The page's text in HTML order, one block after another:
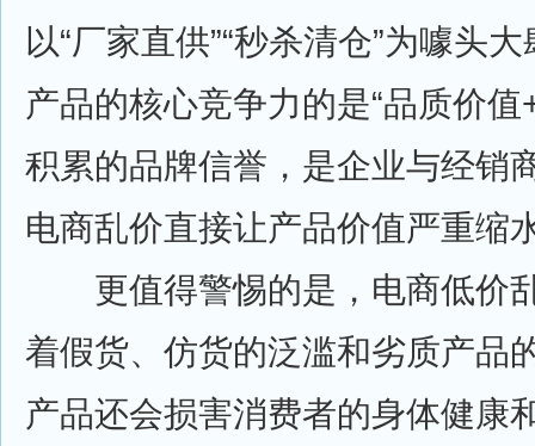
以“厂家直供”“秒杀清仓”为噱头
产品的核心竞争力的是“品质价值
积累的品牌信誉，是企业与经销
电商乱价直接让产品价值严重缩
更值得警惕的是，电商低价
着假货、仿货的泛滥和劣质产品
产品还会损害消费者的身体健康